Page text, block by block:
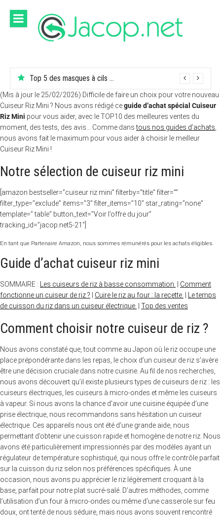
contenu
Top 5 des masques à cils ou mascara pour un œil aveugle
(Mis à jour le 25/02/2026) Difficile de faire un choix pour votre nouveau
Cuiseur Riz Mini ? Nous avons rédigé ceguide d’achat spécial Cuiseur
Riz Mini pour vous aider, avec le TOP10 des meilleures ventes du
moment, des tests, des avis… Comme danstous nos guides d’achats
nous avons fait le maximum pour vous aider à choisir le meilleur
Cuiseur Riz Mini !
Notre sélection de cuiseur riz mini
[amazon bestseller=”cuiseur riz mini” filterby=”title” filter=””
filter_type=”exclude” items=”3″ filter_items=”10″ star_rating=”none”
template=” table” button_text=”Voir l’offre du jour”
tracking_id=”jacop.net5-21″]
En tant que Partenaire Amazon, nous sommes rémunérés pour les achats éligibles.
Guide d’achat cuiseur riz mini
SOMMAIRE : Les cuiseurs de riz à basse consommation.
Comment
fonctionne un cuiseur de riz ?
Cuire le riz au four : la recette.
Le temps
de cuisson du riz dans un cuiseur électrique.
Top des ventes
Comment choisir notre cuiseur de riz ?
Nous avons constaté que, tout comme au Japon où le riz occupe une
place prépondérante dans les repas, le choix d’un cuiseur de riz s’avère
être une décision cruciale dans notre cuisine. Au fil de nos recherches,
nous avons découvert qu’il existe plusieurs types de cuiseurs de riz : les
cuiseurs électriques, les cuiseurs à micro-ondes et même les cuiseurs
à vapeur. Si nous avons la chance d’avoir une cuisine équipée d’une
prise électrique, nous recommandons sans hésitation un cuiseur
électrique. Ces appareils nous ont été d’une grande aide, nous
permettant d’obtenir une cuisson rapide et homogène de notre riz. Nous
avons été particulièrement impressionnés par des modèles ayant un
régulateur de température sophistiqué, qui nous offre le contrôle parfait
sur la cuisson du riz selon nos préférences spécifiques. À une
occasion, nous avons pu apprécier le riz légèrement croquant à la
base, parfait pour notre plat sucré-salé. D’autres méthodes, comme
l’utilisation d’un four à micro-ondes ou même d’une casserole sur feu
doux, ont tenté de nous séduire, mais nous avons souvent rencontré